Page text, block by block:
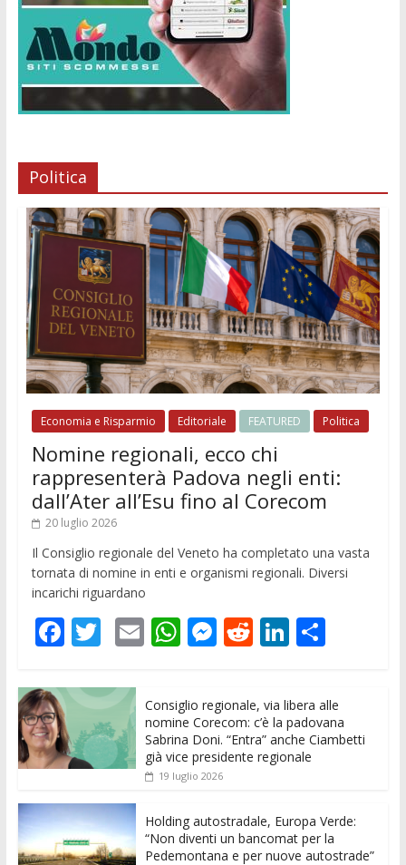
Politica
Economia e Risparmio Editoriale FEATURED Politica
Nomine regionali, ecco chi
rappresenterà Padova negli enti:
dall’Ater all’Esu fino al Corecom
20 luglio 2026
Il Consiglio regionale del Veneto ha completato una vasta
tornata di nomine in enti e organismi regionali. Diversi
incarichi riguardano
F
e
b
o
o
k
T
itt
er
E
l
W
at
s
A
p
M
e
n
g
R
di
t
Li
k
e
dI
C
n
di
vi
Consiglio regionale, via libera alle
nomine Corecom: c’è la padovana
Sabrina Doni. “Entra” anche Ciambetti
già vice presidente regionale
19 luglio 2026
Holding autostradale, Europa Verde:
“Non diventi un bancomat per la
Pedemontana e per nuove autostrade”